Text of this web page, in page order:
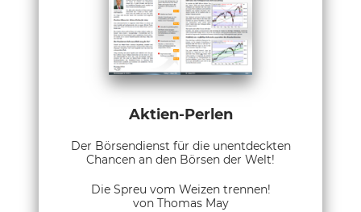
Aktien-Perlen
Der Börsendienst für die unentdeckten
Chancen an den Börsen der Welt!
Die Spreu vom Weizen trennen!
von Thomas May